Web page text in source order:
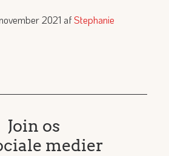
2021 afStephanie
Join os
medier